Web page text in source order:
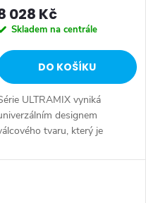
028 Kč
Skladem na centrále
DO KOŠÍKU
ULTRAMIX vyniká
designem
tvaru, který je
páčkou – kombinace,